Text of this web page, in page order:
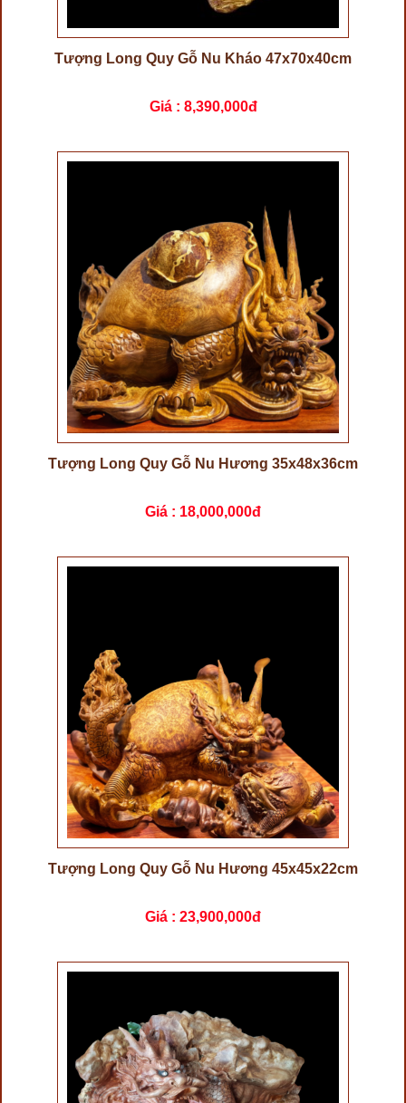
Tượng Long Quy Gỗ Nu Kháo 47x70x40cm
Giá : 8,390,000đ
Tượng Long Quy Gỗ Nu Hương 35x48x36cm
Giá : 18,000,000đ
Tượng Long Quy Gỗ Nu Hương 45x45x22cm
Giá : 23,900,000đ